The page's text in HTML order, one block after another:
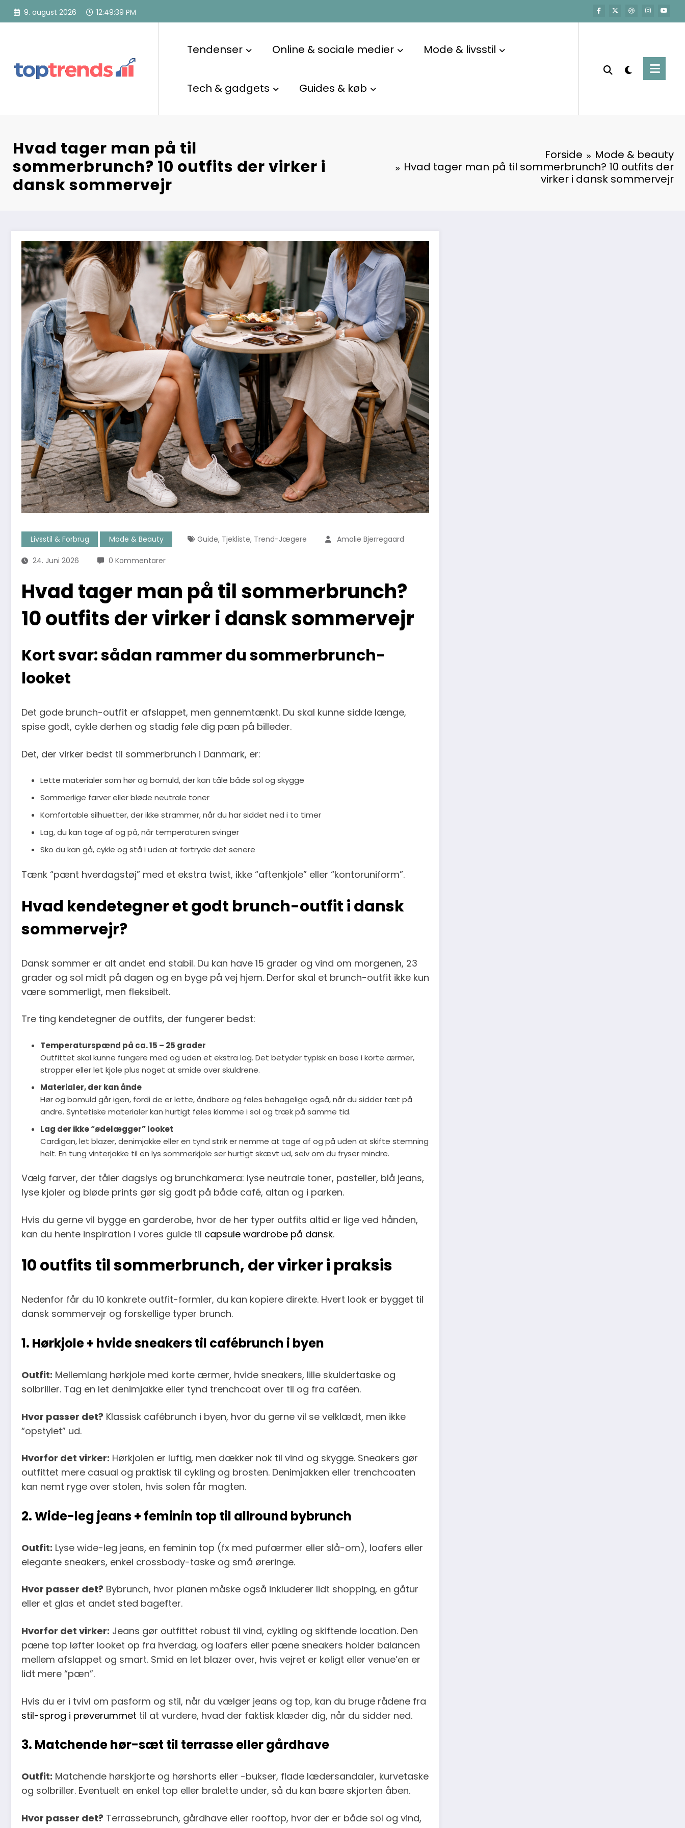
9. august 2026 12:49:40 PM
Tendenser Online & sociale medier Mode & livsstil
Tech & gadgets Guides & køb
Hvad tager man på til
sommerbrunch? 10 outfits der virker i
dansk sommervejr
Forside
Mode & beauty
Hvad tager man på til sommerbrunch? 10 outfits der
virker i dansk sommervejr
Livsstil & Forbrug Mode & Beauty Guide, Tjekliste, Trend-Jægere Amalie Bjerregaard
24. Juni 2026 0 Kommentarer
Hvad tager man på til sommerbrunch?
10 outfits der virker i dansk sommervejr
Kort svar: sådan rammer du sommerbrunch-
looket
Det gode brunch-outfit er afslappet, men gennemtænkt. Du skal kunne sidde længe,
spise godt, cykle derhen og stadig føle dig pæn på billeder.
Det, der virker bedst til sommerbrunch i Danmark, er:
Lette materialer som hør og bomuld, der kan tåle både sol og skygge
Sommerlige farver eller bløde neutrale toner
Komfortable silhuetter, der ikke strammer, når du har siddet ned i to timer
Lag, du kan tage af og på, når temperaturen svinger
Sko du kan gå, cykle og stå i uden at fortryde det senere
Tænk “pænt hverdagstøj” med et ekstra twist, ikke “aftenkjole” eller “kontoruniform”.
Hvad kendetegner et godt brunch-outfit i dansk
sommervejr?
Dansk sommer er alt andet end stabil. Du kan have 15 grader og vind om morgenen, 23
grader og sol midt på dagen og en byge på vej hjem. Derfor skal et brunch-outfit ikke kun
være sommerligt, men fleksibelt.
Tre ting kendetegner de outfits, der fungerer bedst:
Temperaturspænd på ca. 15 – 25 grader
Outfittet skal kunne fungere med og uden et ekstra lag. Det betyder typisk en base i korte ærmer,
stropper eller let kjole plus noget at smide over skuldrene.
Materialer, der kan ånde
Hør og bomuld går igen, fordi de er lette, åndbare og føles behagelige også, når du sidder tæt på
andre. Syntetiske materialer kan hurtigt føles klamme i sol og træk på samme tid.
Lag der ikke “ødelægger” looket
Cardigan, let blazer, denimjakke eller en tynd strik er nemme at tage af og på uden at skifte stemning
helt. En tung vinterjakke til en lys sommerkjole ser hurtigt skævt ud, selv om du fryser mindre.
Vælg farver, der tåler dagslys og brunchkamera: lyse neutrale toner, pasteller, blå jeans,
lyse kjoler og bløde prints gør sig godt på både café, altan og i parken.
Hvis du gerne vil bygge en garderobe, hvor de her typer outfits altid er lige ved hånden,
kan du hente inspiration i vores guide til capsule wardrobe på dansk.
10 outfits til sommerbrunch, der virker i praksis
Nedenfor får du 10 konkrete outfit-formler, du kan kopiere direkte. Hvert look er bygget til
dansk sommervejr og forskellige typer brunch.
1. Hørkjole + hvide sneakers til cafébrunch i byen
Outfit: Mellemlang hørkjole med korte ærmer, hvide sneakers, lille skuldertaske og
solbriller. Tag en let denimjakke eller tynd trenchcoat over til og fra caféen.
Hvor passer det? Klassisk cafébrunch i byen, hvor du gerne vil se velklædt, men ikke
“opstylet” ud.
Hvorfor det virker: Hørkjolen er luftig, men dækker nok til vind og skygge. Sneakers gør
outfittet mere casual og praktisk til cykling og brosten. Denimjakken eller trenchcoaten
kan nemt ryge over stolen, hvis solen får magten.
2. Wide-leg jeans + feminin top til allround bybrunch
Outfit: Lyse wide-leg jeans, en feminin top (fx med pufærmer eller slå-om), loafers eller
elegante sneakers, enkel crossbody-taske og små øreringe.
Hvor passer det? Bybrunch, hvor planen måske også inkluderer lidt shopping, en gåtur
eller et glas et andet sted bagefter.
Hvorfor det virker: Jeans gør outfittet robust til vind, cykling og skiftende location. Den
pæne top løfter looket op fra hverdag, og loafers eller pæne sneakers holder balancen
mellem afslappet og smart. Smid en let blazer over, hvis vejret er køligt eller venue’en er
lidt mere “pæn”.
Hvis du er i tvivl om pasform og stil, når du vælger jeans og top, kan du bruge rådene fra
stil-sprog i prøverummet til at vurdere, hvad der faktisk klæder dig, når du sidder ned.
3. Matchende hør-sæt til terrasse eller gårdhave
Outfit: Matchende hørskjorte og hørshorts eller -bukser, flade lædersandaler, kurvetaske
og solbriller. Eventuelt en enkel top eller bralette under, så du kan bære skjorten åben.
Hvor passer det? Terrassebrunch, gårdhave eller rooftop, hvor der er både sol og vind,